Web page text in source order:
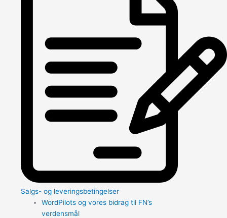
Salgs- og leveringsbetingelser
WordPilots og vores bidrag til FN’s
verdensmål